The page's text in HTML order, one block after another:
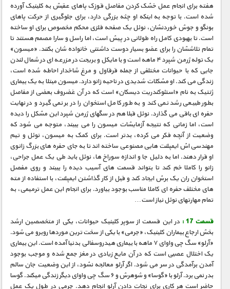
هفته برای انجام عمل خشک کردن مفاصل قوزک پاهای عقبش به کلینیک آورده
شده است. با توجه به اینکه او چثه بزرگی دارد، برای جلوگیری از حرکت پاهای
بونگو و جوش خوردنشان، نوئل یک صفحه فلزی محکم مخصوص برای او ساخته
است. تا بهبودی کامل راه طولانی در پیش است، اما راسل و سارا مصمم هستند تا
تمام تلاششان را برای عضو بسیار دوست داشتنی خانواده شان بکنند. «میسون»
یک توله ژرمن شپرد ۴ ماهه است و با مایکل و بریجت در مزرعه ای در شمال لندن
جایی که با حیوانات مختلفی از جمله قرقاول و مرغ شاخدار احاطه شده است،
زندگی می کند. او مشکلات شدیدی در ناحیه زانو دارد. میسون مبتلا به یک بیماری
ژنتیک به نام «استئوکندریت دیسکان» است که در آن غضروف بعضی از مفاصل
بطور طبیعی رشد نمی کند و به طور کامل استخوان را در بر نمی گیرد و در نهایت
حفره ای باقی می گذارد. نوئل قبلا هم در سگهای ژرمن شپرد این مشکل را دیده
است، اما زمانی که نتیجه آزمایشات میسون را می ببیند، متوجه می شود که
وضعیت از آنچه فکر می کرده، بدتر است. برای کمک به میسون، نوئل و تیم
مهندسی اش ایمپلنت هایی مصنوعی ساخته اند تا به جای حفره های بزرگ زانوی
او قرار دهند. اما به دلیل جا و اندازه سوراخ ها، نوئل باید طی یک عمل جراحی،
زانو را کاملا خم کند تا بتواند قسمت های آسیب دیده را ببیند و روی مفصل
استخوان ران یک برش ایجاد کند و قبل از کار گذاشتن ایمپلنت، با استفاده از مته
های مختلف حفره ای کاملا مناسب بوجود بیاورد. برای انجام این عمل ترمیمی، به
تمام مهارتهای نوئل نیاز است…
قسمت 17 :
در این قسمت از سوپر کلینیک حیوانات، یکی از متخصصین ارشد
بخش ارجاع بیماران کلینیک، «جرمی» با یکی از سخت ترین موردها روبرو می شود.
«آرلو» سگ چی واوای ۷ ماهه با بیماری هیدروسفالی بدنیا آمده است. این بیماری
یک اختلال عصبی است که در آن مایع زیادی در مغز جمع شده و موجب بوجود
آمدن برآمدگی در سر می شود. اگر آرلو معالجه نشود، از این وضعیت جان سالم
بدر نمی برد. آرلو با «گوسا» و شوهرش و ۶ سگ چی واوای دیگر زندگی میکند. گوسا
حاضر است هر کاری برای نجات دادن آرلو انجام دهد. جرمی در طول یک عمل